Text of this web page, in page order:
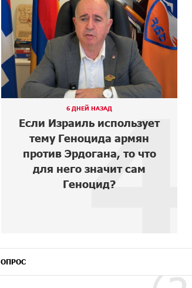
6 ДНЕЙ НАЗАД
Если Израиль использует
тему Геноцида армян
против Эрдогана, то что
для него значит сам
Геноцид?
4
ОПРОС